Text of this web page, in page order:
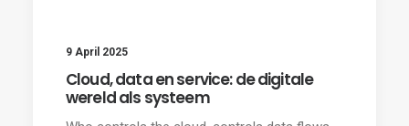
9 April 2025
Cloud, data en service: de digitale
wereld als systeem